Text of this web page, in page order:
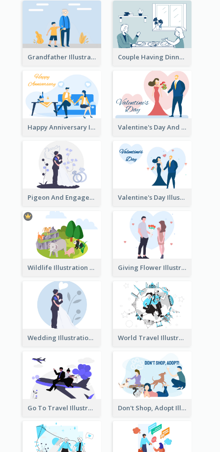
Grandfather Illustration Couple Having Dinner Illustration
Happy Anniversary Illustration Valentine's Day And Flower Illustration
Pigeon And Engagement Illustration Valentine's Day Illustration
Wildlife Illustration Giving Flower Illustration
Wedding Illustration World Travel Illustration
Go To Travel Illustration Don't Shop, Adopt Illustration